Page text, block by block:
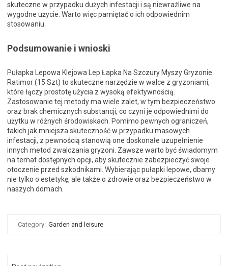
skuteczne w przypadku dużych infestacji i są niewrażliwe na
wygodne użycie. Warto więc pamiętać o ich odpowiednim
stosowaniu.
Podsumowanie i wnioski
Pułapka Lepowa Klejowa Lep Łapka Na Szczury Myszy Gryzonie
Ratimor (15 Szt) to skuteczne narzędzie w walce z gryzoniami,
które łączy prostotę użycia z wysoką efektywnością.
Zastosowanie tej metody ma wiele zalet, w tym bezpieczeństwo
oraz brak chemicznych substancji, co czyni je odpowiednimi do
użytku w różnych środowiskach. Pomimo pewnych ograniczeń,
takich jak mniejsza skuteczność w przypadku masowych
infestacji, z pewnością stanowią one doskonałe uzupełnienie
innych metod zwalczania gryzoni. Zawsze warto być świadomym
na temat dostępnych opcji, aby skutecznie zabezpieczyć swoje
otoczenie przed szkodnikami. Wybierając pułapki lepowe, dbamy
nie tylko o estetykę, ale także o zdrowie oraz bezpieczeństwo w
naszych domach.
Category: Garden and leisure